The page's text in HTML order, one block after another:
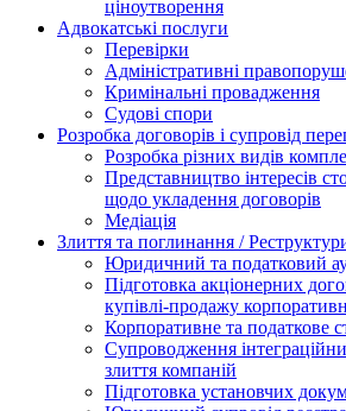
ціноутворення
Адвокатські послуги
Перевірки
Адміністративні
Кримінальні провадження
Судові спори
Розробка договорів і супровід
Розробка різних видів
Представництво інтересів
щодо укладення договорів
Медіація
Злиття та поглинання /
Юридичний та податковий
Підготовка акціонерних
купівлі-продажу
Корпоративне та податкове
Супроводження
злиття компаній
Підготовка установчих